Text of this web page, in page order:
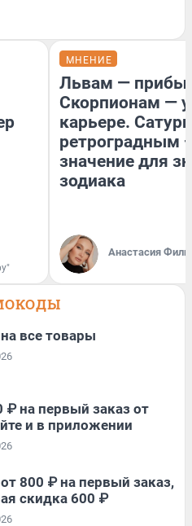
МНЕНИЕ
Львам —
Скорпионам —
карьере.
ретроградным
значение для
зодиака
Анастасия
все товары
₽ на первый заказ от
и в приложении
800 ₽ на первый заказ,
скидка 600 ₽